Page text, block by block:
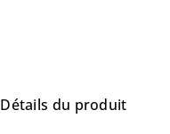
Détails du produit